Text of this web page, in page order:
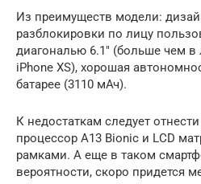
Из преимуществ модели:
разблокировки по лицу
диагональю 6.1″ (больше чем в
iPhone XS), хорошая
батарее (3110 мАч).
К недостаткам следует
процессор A13 Bionic и LCD
рамками. А еще в таком
вероятности, скоро придется